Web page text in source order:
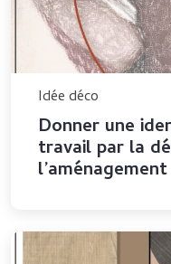
Idée déco
Donner une
travail par la
l’aménagement